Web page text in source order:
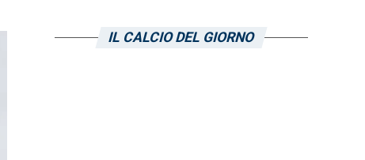
IL CALCIO DEL GIORNO